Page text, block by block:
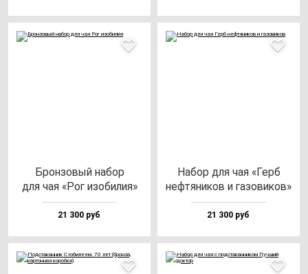
Брон­зо­вый на­бор
для чая «Рог изо­би­лия»
21 300 руб
Набор для чая «Герб
неф­тя­ни­ков и га­зо­ви­ков»
21 300 руб